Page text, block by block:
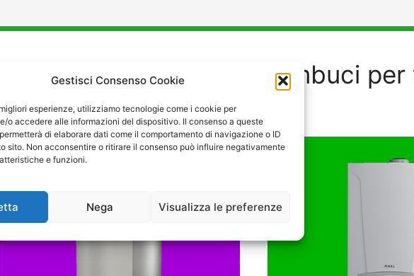
Gestisci Consenso Cookie
esperienze, utilizziamo tecnologie come i cookie per
o accedere alle informazioni del dispositivo. Il consenso a queste
di elaborare dati come il comportamento di navigazione o ID
sito. Non acconsentire o ritirare il consenso può influire negativamente
e funzioni.
Nega Visualizza le preferenze
eManutenzione
a Sambuci